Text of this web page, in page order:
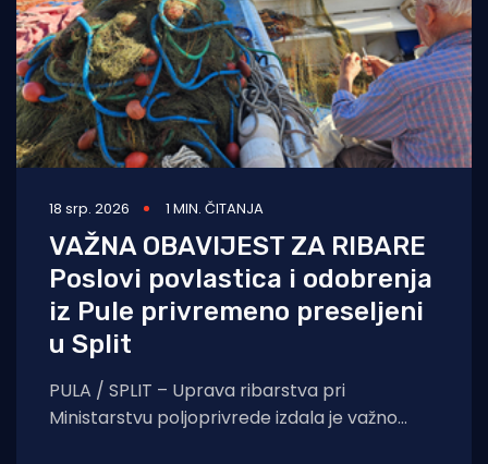
18 srp. 2026 1 MIN. ČITANJA
VAŽNA OBAVIJEST ZA RIBARE
Poslovi povlastica i odobrenja
iz Pule privremeno preseljeni
u Split
PULA / SPLIT – Uprava ribarstva pri
Ministarstvu poljoprivrede izdala je važno